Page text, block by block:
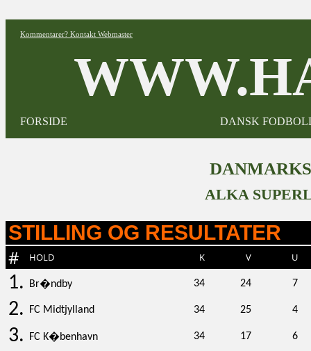
Kommentarer? Kontakt Webmaster
FORSIDE DANSK
ALKA
STILLING OG RESULTATER
#
HOLD K V U
1. Br�ndby 34 24 7
2. FC Midtjylland 34 25 4
3. FC K�benhavn 34 17 6